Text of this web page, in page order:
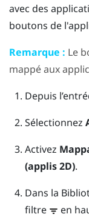
avec des
boutons de
Remarque : Le
mappé aux
Depuis l’
Sélectionnez
Activez
(applis 2D).
Dans la
filtre
en